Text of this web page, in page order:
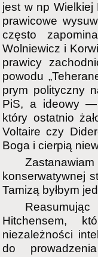
jest w np Wielkiej
prawicowe
często
Wolniewicz i
prawicy
powodu
prym polityczny
PiS, a ideowy —
który ostatnio
Voltaire czy
Boga i cierpią
konserwatywnej
Tamizą byłbym
Hitchensem,
niezależności
do